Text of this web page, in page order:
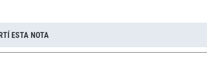
ESTA NOTA